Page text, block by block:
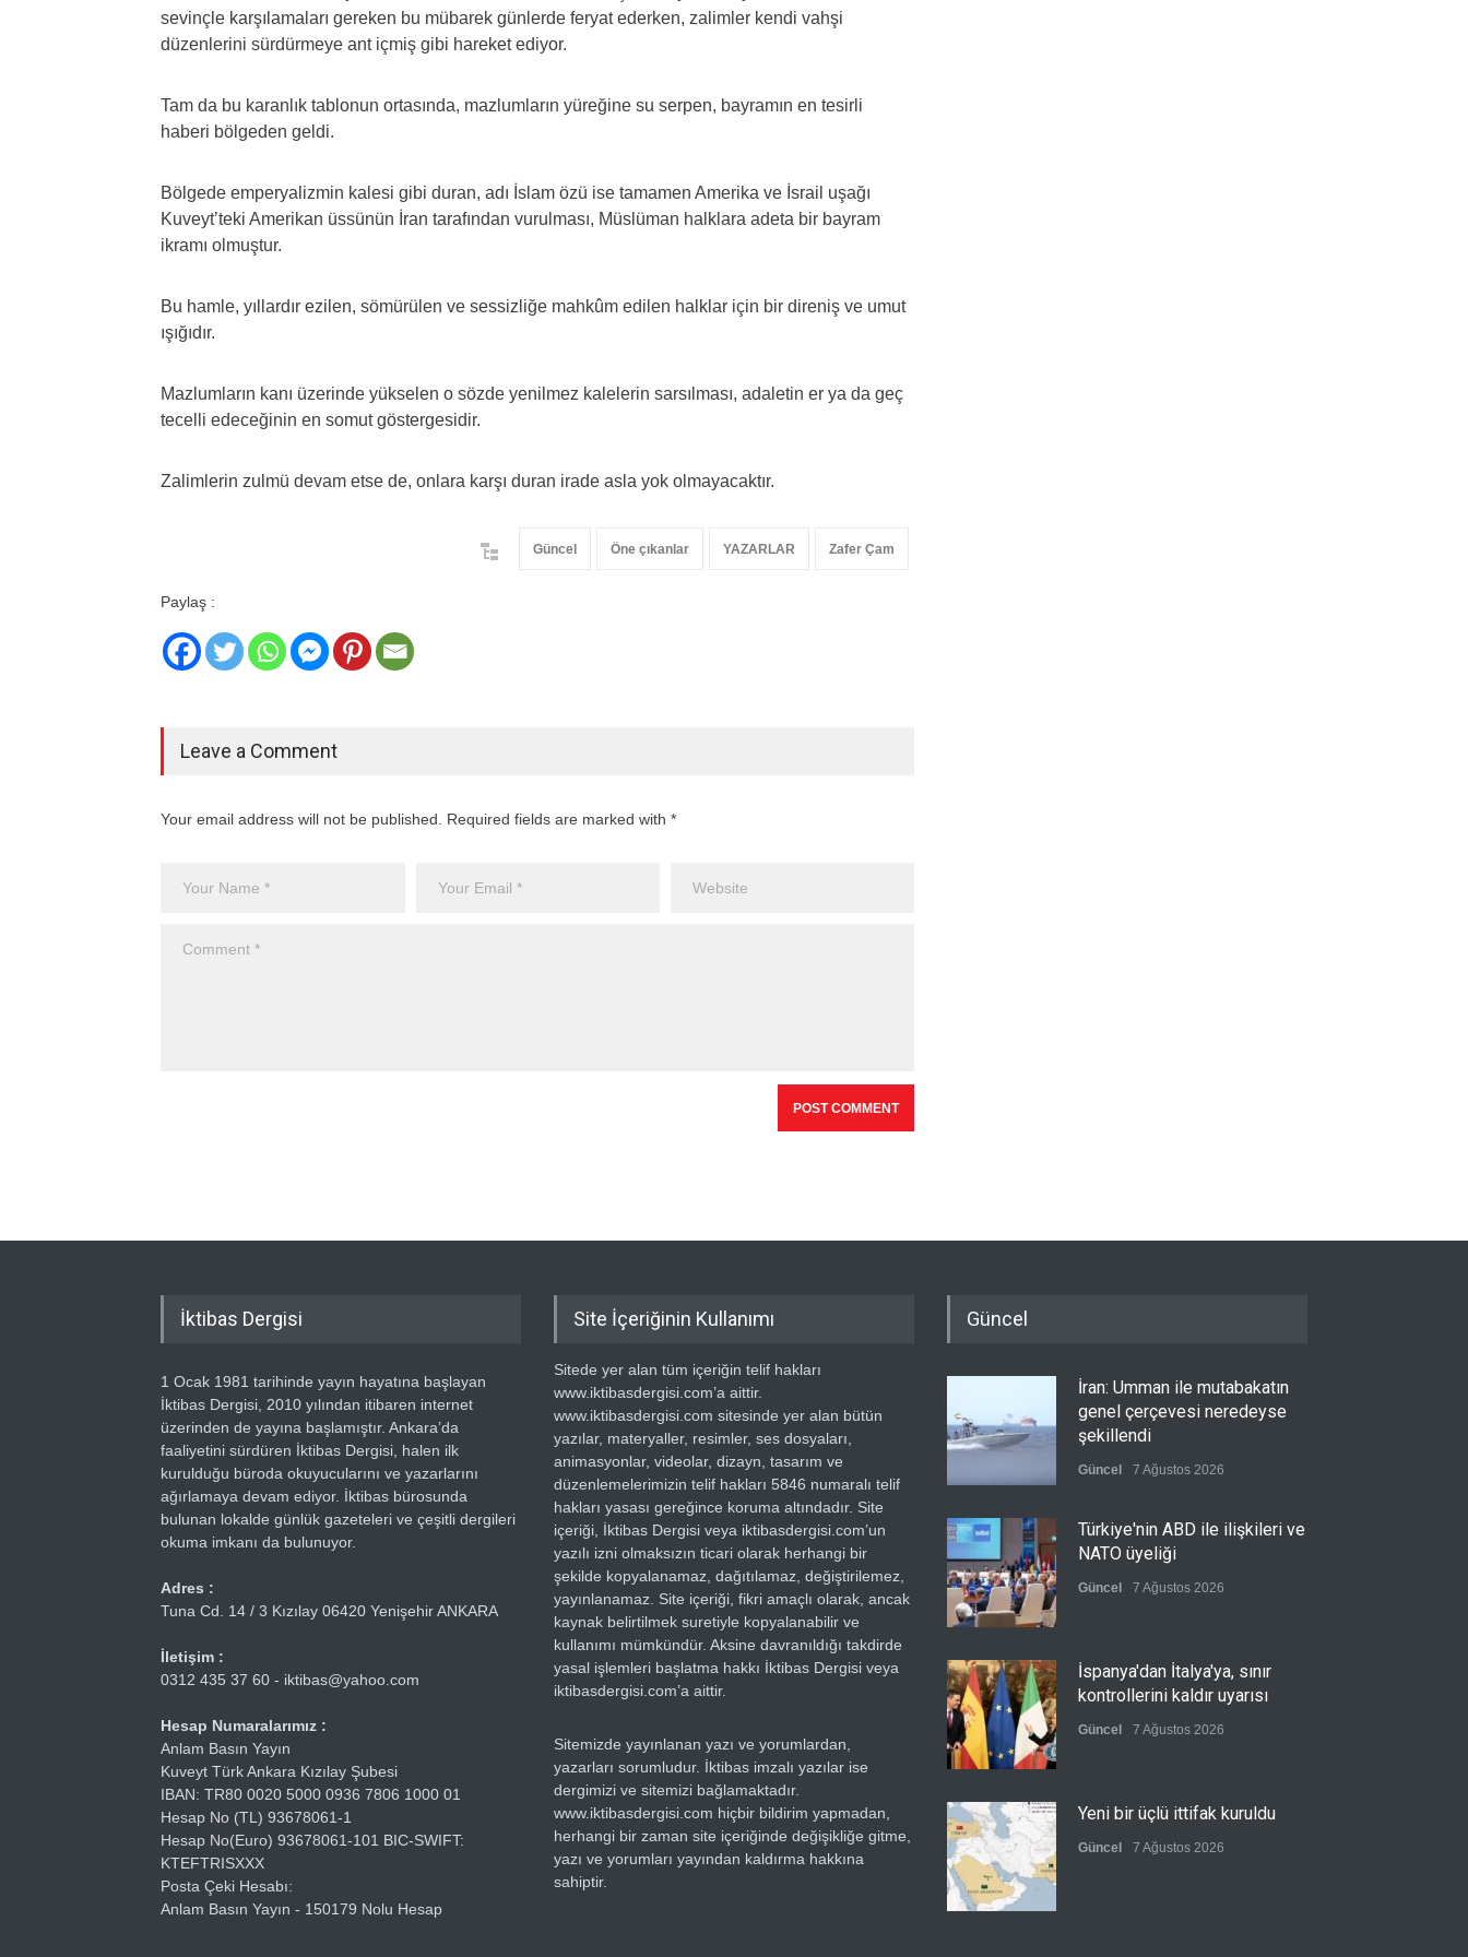
sevinçle karşılamaları gereken bu mübarek günlerde feryat ederken, zalimler kendi vahşi
düzenlerini sürdürmeye ant içmiş gibi hareket ediyor.
Tam da bu karanlık tablonun ortasında, mazlumların yüreğine su serpen, bayramın en tesirli
haberi bölgeden geldi.
Bölgede emperyalizmin kalesi gibi duran, adı İslam özü ise tamamen Amerika ve İsrail uşağı
Kuveyt’teki Amerikan üssünün İran tarafından vurulması, Müslüman halklara adeta bir bayram
ikramı olmuştur.
Bu hamle, yıllardır ezilen, sömürülen ve sessizliğe mahkûm edilen halklar için bir direniş ve umut
ışığıdır.
Mazlumların kanı üzerinde yükselen o sözde yenilmez kalelerin sarsılması, adaletin er ya da geç
tecelli edeceğinin en somut göstergesidir.
Zalimlerin zulmü devam etse de, onlara karşı duran irade asla yok olmayacaktır.
Güncel Öne çıkanlar YAZARLAR Zafer Çam
Paylaş :
Leave a Comment
Your email address will not be published. Required fields are marked with *
İktibas Dergisi
1 Ocak 1981 tarihinde yayın hayatına başlayan
İktibas Dergisi, 2010 yılından itibaren internet
üzerinden de yayına başlamıştır. Ankara’da
faaliyetini sürdüren İktibas Dergisi, halen ilk
kurulduğu büroda okuyucularını ve yazarlarını
ağırlamaya devam ediyor. İktibas bürosunda
bulunan lokalde günlük gazeteleri ve çeşitli dergileri
okuma imkanı da bulunuyor.
Adres :
Tuna Cd. 14 / 3 Kızılay 06420 Yenişehir ANKARA
İletişim :
0312 435 37 60 - iktibas@yahoo.com
Hesap Numaralarımız :
Anlam Basın Yayın
Kuveyt Türk Ankara Kızılay Şubesi
IBAN: TR80 0020 5000 0936 7806 1000 01
Hesap No (TL) 93678061-1
Hesap No(Euro) 93678061-101 BIC-SWIFT:
KTEFTRISXXX
Posta Çeki Hesabı:
Anlam Basın Yayın - 150179 Nolu Hesap
Site İçeriğinin Kullanımı
Sitede yer alan tüm içeriğin telif hakları
www.iktibasdergisi.com’a aittir.
www.iktibasdergisi.com sitesinde yer alan bütün
yazılar, materyaller, resimler, ses dosyaları,
animasyonlar, videolar, dizayn, tasarım ve
düzenlemelerimizin telif hakları 5846 numaralı telif
hakları yasası gereğince koruma altındadır. Site
içeriği, İktibas Dergisi veya iktibasdergisi.com’un
yazılı izni olmaksızın ticari olarak herhangi bir
şekilde kopyalanamaz, dağıtılamaz, değiştirilemez,
yayınlanamaz. Site içeriği, fikri amaçlı olarak, ancak
kaynak belirtilmek suretiyle kopyalanabilir ve
kullanımı mümkündür. Aksine davranıldığı takdirde
yasal işlemleri başlatma hakkı İktibas Dergisi veya
iktibasdergisi.com’a aittir.
Sitemizde yayınlanan yazı ve yorumlardan,
yazarları sorumludur. İktibas imzalı yazılar ise
dergimizi ve sitemizi bağlamaktadır.
www.iktibasdergisi.com hiçbir bildirim yapmadan,
herhangi bir zaman site içeriğinde değişikliğe gitme,
yazı ve yorumları yayından kaldırma hakkına
sahiptir.
Güncel
İran: Umman ile mutabakatın
genel çerçevesi neredeyse
şekillendi
Güncel 7 Ağustos 2026
Türkiye'nin ABD ile ilişkileri ve
NATO üyeliği
Güncel 7 Ağustos 2026
İspanya'dan İtalya'ya, sınır
kontrollerini kaldır uyarısı
Güncel 7 Ağustos 2026
Yeni bir üçlü ittifak kuruldu
Güncel 7 Ağustos 2026